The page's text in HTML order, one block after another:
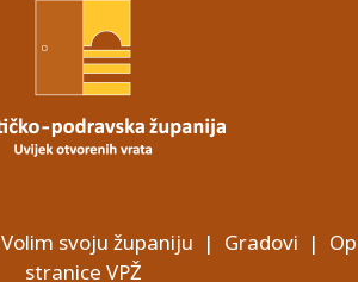
Volim svoju županiju | Gradovi |
stranice VPŽ